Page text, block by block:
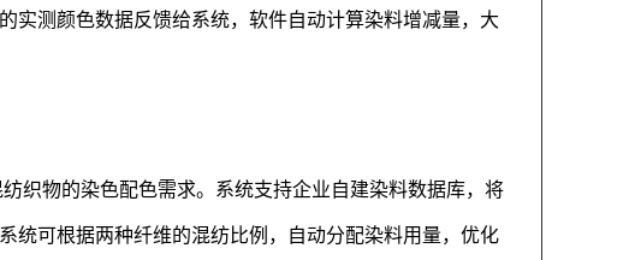
实测颜色数据反馈给系统，软件自动计算染料增减量，大
织物的染色配色需求。系统支持企业自建染料数据库，将
统可根据两种纤维的混纺比例，自动分配染料用量，优化